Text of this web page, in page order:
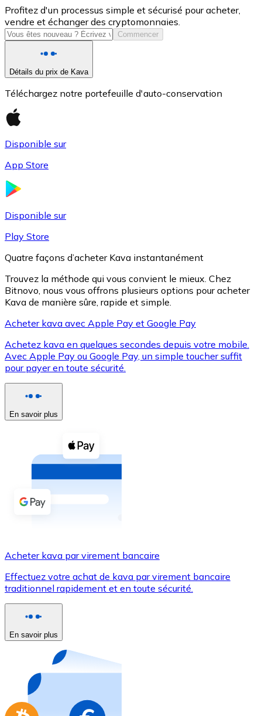
USD Coin
USDC
XRP
XRP
Voir toutes
Coupons crypto
Achetez des cryptomonnaies en espèces et d'autres
Acheter avec espèces
Virement SEPA
Utilisez les cartes Visa et Mastercard pour acheter
Acheter avec carte
Nouveau
Achetez des cartes-cadeaux de vos marques
Aller à la boutique de cartes-cadeaux
Profitez d'un processus simple et sécurisé pour acheter,
vendre et échanger des cryptomonnaies.
Commencer
Détails du prix de Kava
Téléchargez notre portefeuille d'auto-conservation
Disponible sur
App Store
Disponible sur
Play Store
Quatre façons d’acheter Kava instantanément
Trouvez la méthode qui vous convient le mieux. Chez
Bitnovo, nous vous offrons plusieurs options pour acheter
Kava de manière sûre, rapide et simple.
Acheter kava avec Apple Pay et Google Pay
Achetez kava en quelques secondes depuis votre mobile.
Avec Apple Pay ou Google Pay, un simple toucher suffit
pour payer en toute sécurité.
En savoir plus
Acheter kava par virement bancaire
Effectuez votre achat de kava par virement bancaire
traditionnel rapidement et en toute sécurité.
En savoir plus